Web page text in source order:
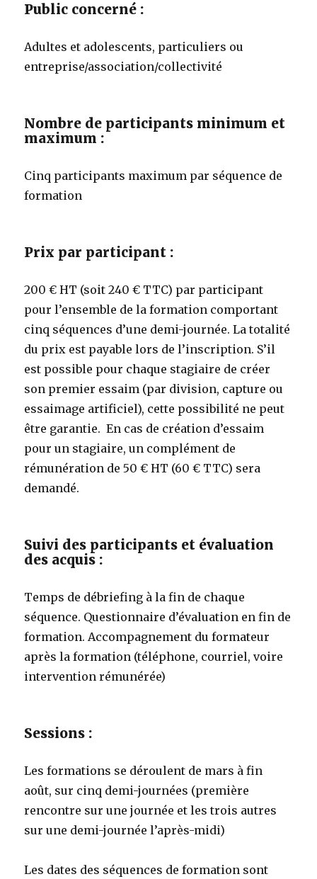
Public concerné :
Adultes et adolescents, particuliers ou
entreprise/association/collectivité
Nombre de participants minimum et
maximum :
Cinq participants maximum par séquence de
formation
Prix par participant :
200 € HT (soit 240 € TTC) par participant
pour l’ensemble de la formation comportant
cinq séquences d’une demi-journée. La totalité
du prix est payable lors de l’inscription. S’il
est possible pour chaque stagiaire de créer
son premier essaim (par division, capture ou
essaimage artificiel), cette possibilité ne peut
être garantie. En cas de création d’essaim
pour un stagiaire, un complément de
rémunération de 50 € HT (60 € TTC) sera
demandé.
Suivi des participants et évaluation
des acquis :
Temps de débriefing à la fin de chaque
séquence. Questionnaire d’évaluation en fin de
formation. Accompagnement du formateur
après la formation (téléphone, courriel, voire
intervention rémunérée)
Sessions :
Les formations se déroulent de mars à fin
août, sur cinq demi-journées (première
rencontre sur une journée et les trois autres
sur une demi-journée l’après-midi)
Les dates des séquences de formation sont